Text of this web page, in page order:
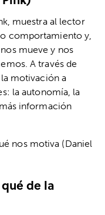
muestra al lector
comportamiento y,
mueve y nos
A través de
motivación a
la autonomía, la
información
de la